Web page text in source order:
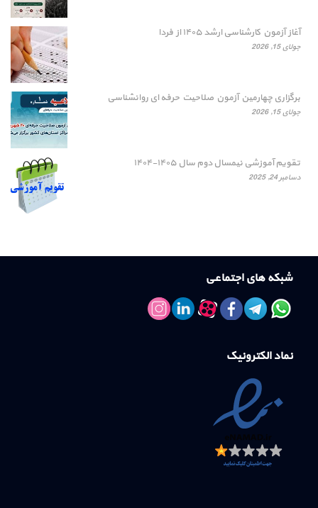
آغاز آزمون کارشناسی ارشد ۱۴۰۵ از فردا
جولای 15, 2026
برگزاری چهارمین آزمون صلاحیت حرفه ای روانشناسی
جولای 15, 2026
تقویم آموزشی نیمسال دوم سال ۱۴۰۵-۱۴۰۴
دسامبر 24, 2025
شبکه های اجتماعی
نماد الکترونیک